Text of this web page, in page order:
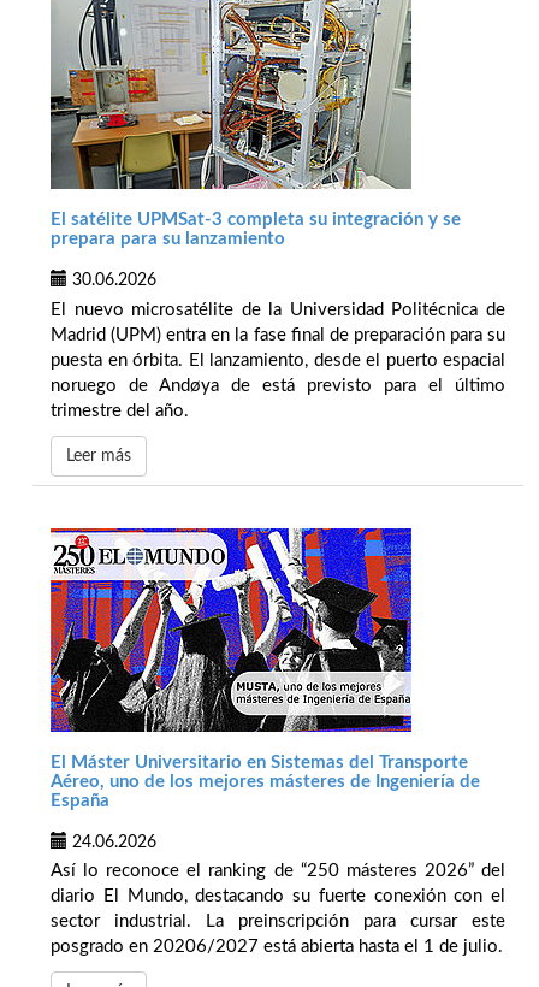
El satélite UPMSat-3 completa su integración y se
prepara para su lanzamiento
30.06.2026
El nuevo microsatélite de la Universidad Politécnica de
Madrid (UPM) entra en la fase final de preparación para su
puesta en órbita. El lanzamiento, desde el puerto espacial
noruego de Andøya de está previsto para el último
trimestre del año.
Leer más
El Máster Universitario en Sistemas del Transporte
Aéreo, uno de los mejores másteres de Ingeniería de
España
24.06.2026
Así lo reconoce el ranking de “250 másteres 2026” del
diario El Mundo, destacando su fuerte conexión con el
sector industrial. La preinscripción para cursar este
posgrado en 20206/2027 está abierta hasta el 1 de julio.